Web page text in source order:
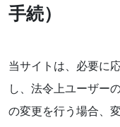
手続）
当サイトは、必要に
し、法令上ユーザー
の変更を行う場合、